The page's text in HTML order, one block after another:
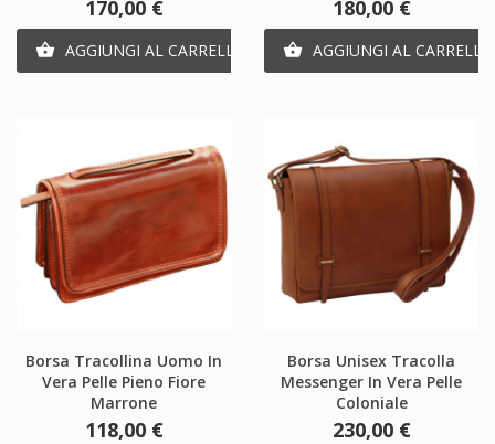
Prezzo
170,00 €
 AGGIUNGI AL CARRELLO
Prezzo
180,00 €
 AGGIUNGI AL CARRELLO
Borsa Tracollina Uomo In
Vera Pelle Pieno Fiore
Marrone
Prezzo
118,00 €
Borsa Unisex Tracolla
Messenger In Vera Pelle
Coloniale
Prezzo
230,00 €